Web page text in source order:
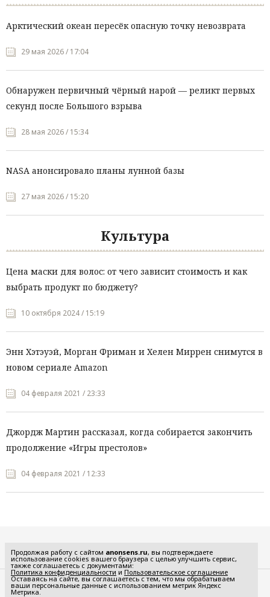
Арктический океан пересёк опасную точку невозврата
29 мая 2026 / 17:04
Обнаружен первичный чёрный нарой — реликт первых
секунд после Большого взрыва
28 мая 2026 / 15:34
NASA анонсировало планы лунной базы
27 мая 2026 / 15:20
Культура
Цена маски для волос: от чего зависит стоимость и как
выбрать продукт по бюджету?
10 октября 2024 / 15:19
Энн Хэтэуэй, Морган Фриман и Хелен Миррен снимутся в
новом сериале Amazon
04 февраля 2021 / 23:33
Джордж Мартин рассказал, когда собирается закончить
продолжение «Игры престолов»
04 февраля 2021 / 12:33
Редакция
Реклама
Продолжая работу с сайтом anonsens.ru, вы подтверждаете
использование cookies вашего браузера с целью улучшить сервис,
также соглашаетесь с документами:
Политика конфиденциальности и Пользовательское соглашение
Оставаясь на сайте, вы соглашаетесь с тем, что мы обрабатываем
ваши персональные данные с использованием метрик Яндекс
Метрика.